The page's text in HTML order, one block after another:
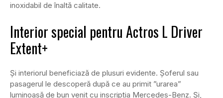
inoxidabil de înaltă calitate.
Interior special pentru Actros L Driver
Extent+
Și interiorul beneficiază de plusuri evidente. Șoferul sau
pasagerul le descoperă după ce au primit ”urarea”
luminoasă de bun venit cu inscripția Mercedes-Benz. Și,